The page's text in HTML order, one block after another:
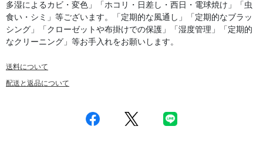
多湿によるカビ・変色」「ホコリ・日差し・西日・電球焼け」「虫
食い・シミ」等ございます。「定期的な風通し」「定期的なブラッ
シング」「クローゼットや布掛けでの保護」「湿度管理」「定期的
なクリーニング」等お手入れをお願いします。
送料について
配送と返品について